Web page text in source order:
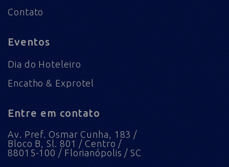
Contato
Eventos
Dia do Hoteleiro
Encatho & Exprotel
Entre em contato
Av. Pref. Osmar Cunha, 183 /
Bloco B, Sl. 801 / Centro /
88015-100 / Florianópolis / SC